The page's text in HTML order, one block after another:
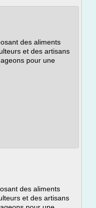
des aliments
et des artisans
pour une
des aliments
et des artisans